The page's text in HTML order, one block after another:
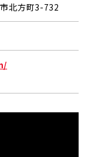
北方町3-732